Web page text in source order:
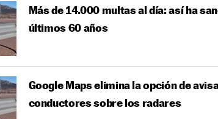
Más de 14.000 multas al día: así ha
últimos 60 años
Google Maps elimina la opción de
conductores sobre los radares